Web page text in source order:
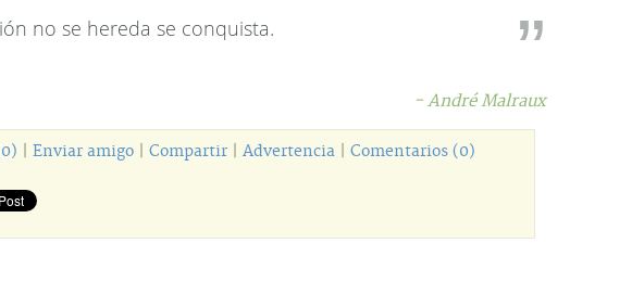
no se hereda se conquista.
- André Malraux
Enviar amigo Compartir Advertencia Comentarios (0)